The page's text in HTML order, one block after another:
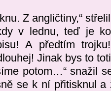
Z angličtiny,“
v lednu, teď je
A předtím
Jinak bys to
potom…“ snažil
se k ní přitisknul